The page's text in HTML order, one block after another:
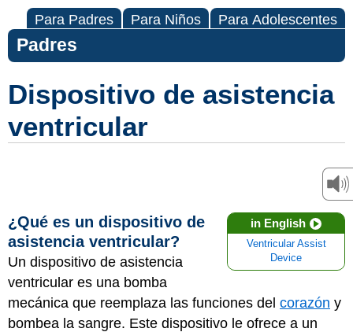
Para Padres Para Niños Para Adolescentes
Padres
Dispositivo de asistencia
ventricular
in English
Ventricular Assist
Device
¿Qué es un dispositivo de
asistencia ventricular?
Un dispositivo de asistencia
ventricular es una bomba
mecánica que reemplaza las funciones del corazón y
bombea la sangre. Este dispositivo le ofrece a un